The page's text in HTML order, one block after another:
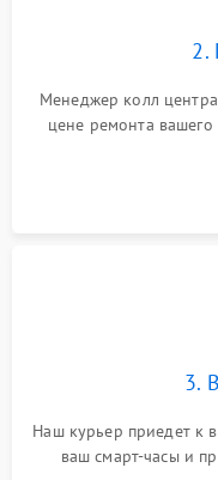
2.
Менеджер колл
цене ремонта вашего
3.
Наш курьер приедет к
ваш смарт-часы и